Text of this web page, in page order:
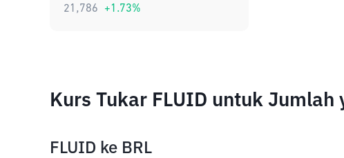
21,786 +1.73%
Kurs Tukar FLUID untuk Jumlah
FLUID ke BRL